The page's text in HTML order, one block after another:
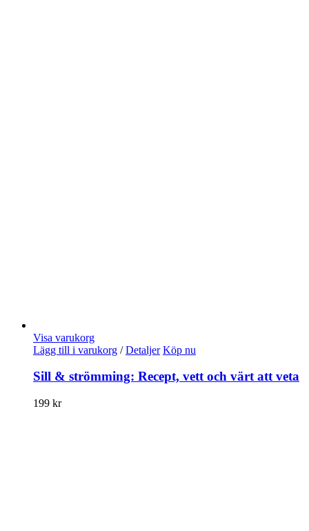
Visa varukorg
Lägg till i varukorg / Detaljer Köp nu
Sill & strömming: Recept, vett och värt att veta
199 kr